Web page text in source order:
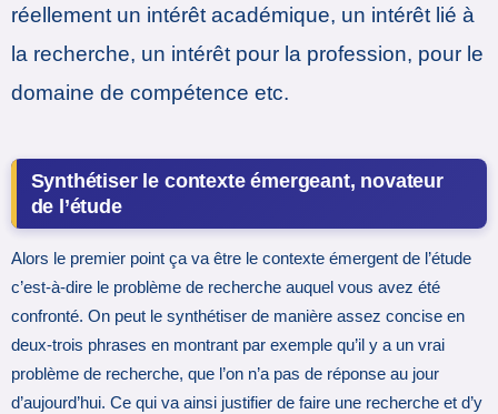
réellement un intérêt académique, un intérêt lié à
la recherche, un intérêt pour la profession, pour le
domaine de compétence etc.
Synthétiser le contexte émergeant, novateur
de l’étude
Alors le premier point ça va être le contexte émergent de l’étude
c’est-à-dire le problème de recherche auquel vous avez été
confronté. On peut le synthétiser de manière assez concise en
deux-trois phrases en montrant par exemple qu’il y a un vrai
problème de recherche, que l’on n’a pas de réponse au jour
d’aujourd’hui. Ce qui va ainsi justifier de faire une recherche et d’y